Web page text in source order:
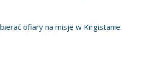
ofiary na misje w Kirgistanie.